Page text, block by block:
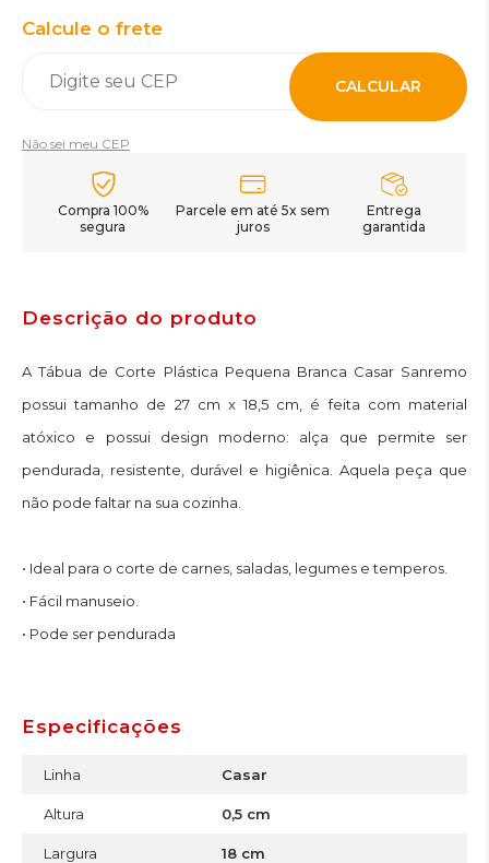
Calcule o frete
CALCULAR
Não sei meu CEP
Compra 100%
segura
Parcele em até 5x sem
juros
Entrega
garantida
Descrição do produto
A Tábua de Corte Plástica Pequena Branca Casar Sanremo
possui tamanho de 27 cm x 18,5 cm, é feita com material
atóxico e possui design moderno: alça que permite ser
pendurada, resistente, durável e higiênica. Aquela peça que
não pode faltar na sua cozinha.
• Ideal para o corte de carnes, saladas, legumes e temperos.
• Fácil manuseio.
• Pode ser pendurada
Especificações
Linha Casar
Altura 0,5 cm
Largura 18 cm